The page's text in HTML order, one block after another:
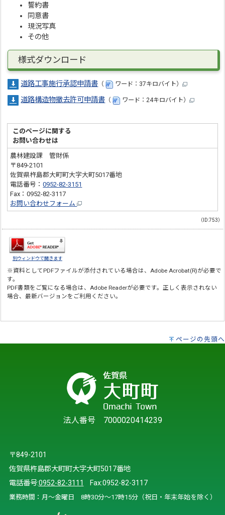
誓約書
同意書
現況写真
その他
様式ダウンロード
道路工事施行承認申請書 （ ワード：37キロバイト）
道路構造物撤去許可申請書 （ ワード：24キロバイト）
このページに関する
お問い合わせは
農林建設課 管財係
〒849-2101
佐賀県杵島郡大町町大字大町5017番地
電話番号：0952-82-3151
Fax：0952-82-3117
お問い合わせフォーム
（ID:753）
別ウィンドウで開きます
※資料としてPDFファイルが添付されている場合は、Adobe Acrobat(R)が必要で
す。
PDF書類をご覧になる場合は、Adobe Readerが必要です。正しく表示されない
場合、最新バージョンをご利用ください。
ページの先頭へ
法人番号 7000020414239
〒849-2101
佐賀県杵島郡大町町大字大町5017番地
電話番号:0952-82-3111 Fax:0952-82-3117
業務時間：月～金曜日 8時30分～17時15分（祝日・年末年始を除く）